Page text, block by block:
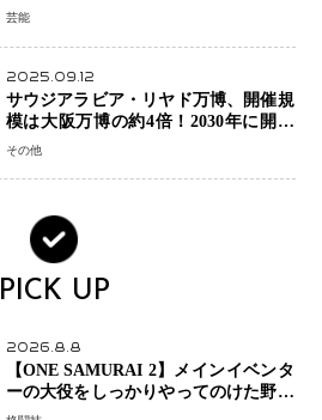
芸能
2025.09.12
サウジアラビア・リヤド万博、開催規
模は大阪万博の約4倍！2030年に開幕
予定
その他
PICK UP
2026.8.8
【ONE SAMURAI 2】メインイベンタ
ーの大役をしっかりやってのけた野杁
正明が衝撃のリベンジ！ リウ・メン